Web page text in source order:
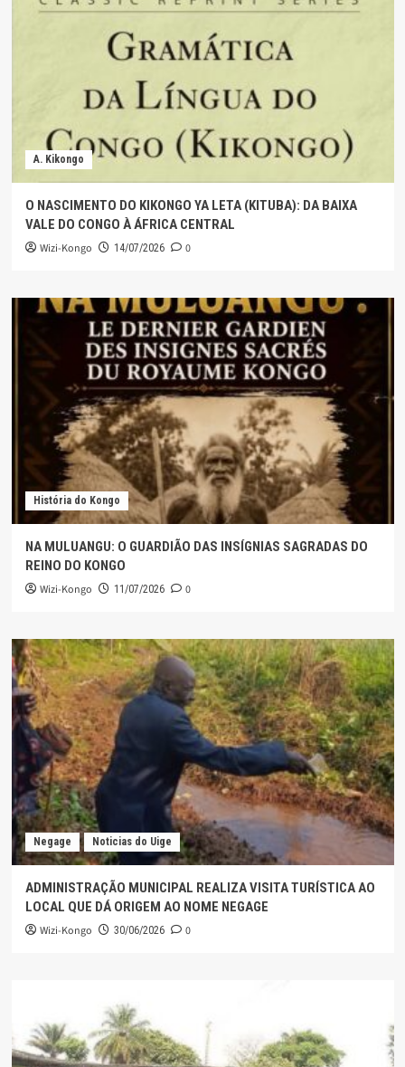
A. Kikongo
O NASCIMENTO DO KIKONGO YA LETA (KITUBA): DA BAIXA
VALE DO CONGO À ÁFRICA CENTRAL
Wizi-Kongo 14/07/2026 0
História do Kongo
NA MULUANGU: O GUARDIÃO DAS INSÍGNIAS SAGRADAS DO
REINO DO KONGO
Wizi-Kongo 11/07/2026 0
Negage Noticias do Uige
ADMINISTRAÇÃO MUNICIPAL REALIZA VISITA TURÍSTICA AO
LOCAL QUE DÁ ORIGEM AO NOME NEGAGE
Wizi-Kongo 30/06/2026 0